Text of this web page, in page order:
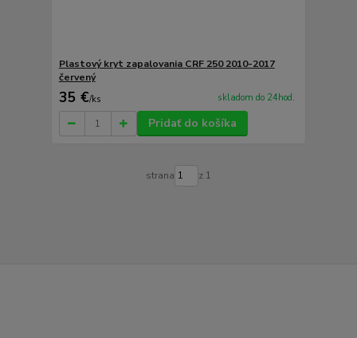
Plastový kryt zapalovania CRF 250 2010-2017
červený
35 €/ks skladom do 24hod.
Pridať do košíka
strana z 1